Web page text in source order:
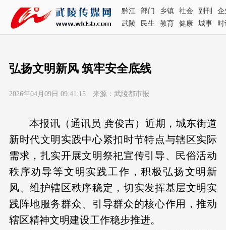
黔江 部门 乡镇 社会 副刊
企
武陵
民生 教育 健康 城事 时
弘扬文明新风 筑牢安全底线
2026年04月09日 09:41:15 来源：武陵都市报
本报讯（通讯员 龚俊吉）近期，城东街道
新时代文明实践中心紧扣时节特点与辖区实际
需求，扎实开展文明祭祀宣传引导、民俗活动
秩序劝导等文明实践工作，积极弘扬文明新
风、维护辖区秩序稳定，切实发挥基层文明实
践阵地服务群众、引导群众的核心作用，推动
辖区精神文明建设工作稳步推进。